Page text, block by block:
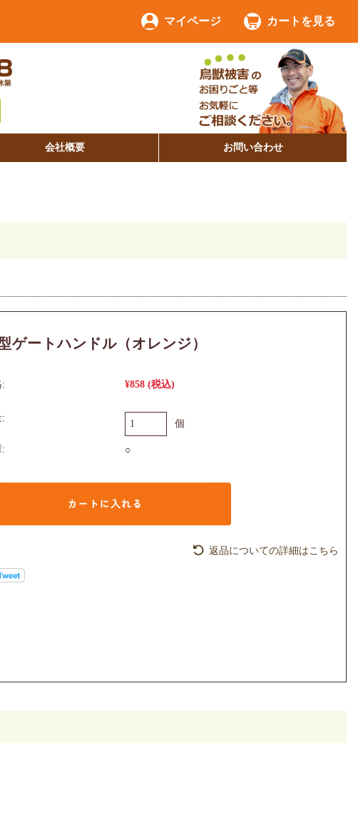
マイページ カートを見る
会社概要 お問い合わせ
ゲートハンドル（オレンジ）
: ¥858 (税込)
:
個
: ○
返品についての詳細はこちら